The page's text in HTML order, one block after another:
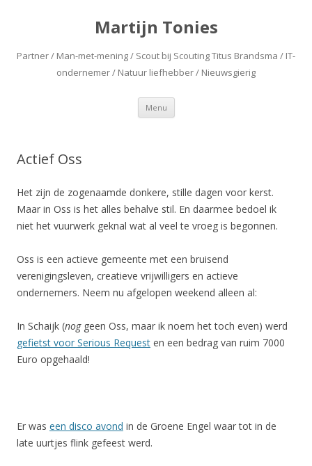
Martijn Tonies
Partner / Man-met-mening / Scout bij Scouting Titus Brandsma / IT-
ondernemer / Natuur liefhebber / Nieuwsgierig
Menu Spring naar de inhoud
Actief Oss
Het zijn de zogenaamde donkere, stille dagen voor kerst.
Maar in Oss is het alles behalve stil. En daarmee bedoel ik
niet het vuurwerk geknal wat al veel te vroeg is begonnen.
Oss is een actieve gemeente met een bruisend
verenigingsleven, creatieve vrijwilligers en actieve
ondernemers. Neem nu afgelopen weekend alleen al:
In Schaijk (noggeen Oss, maar ik noem het toch even) werd
gefietst voor Serious Request en een bedrag van ruim 7000
Euro opgehaald!
Er was een disco avond in de Groene Engel waar tot in de
late uurtjes flink gefeest werd.